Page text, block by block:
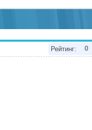
Рейтинг: 0